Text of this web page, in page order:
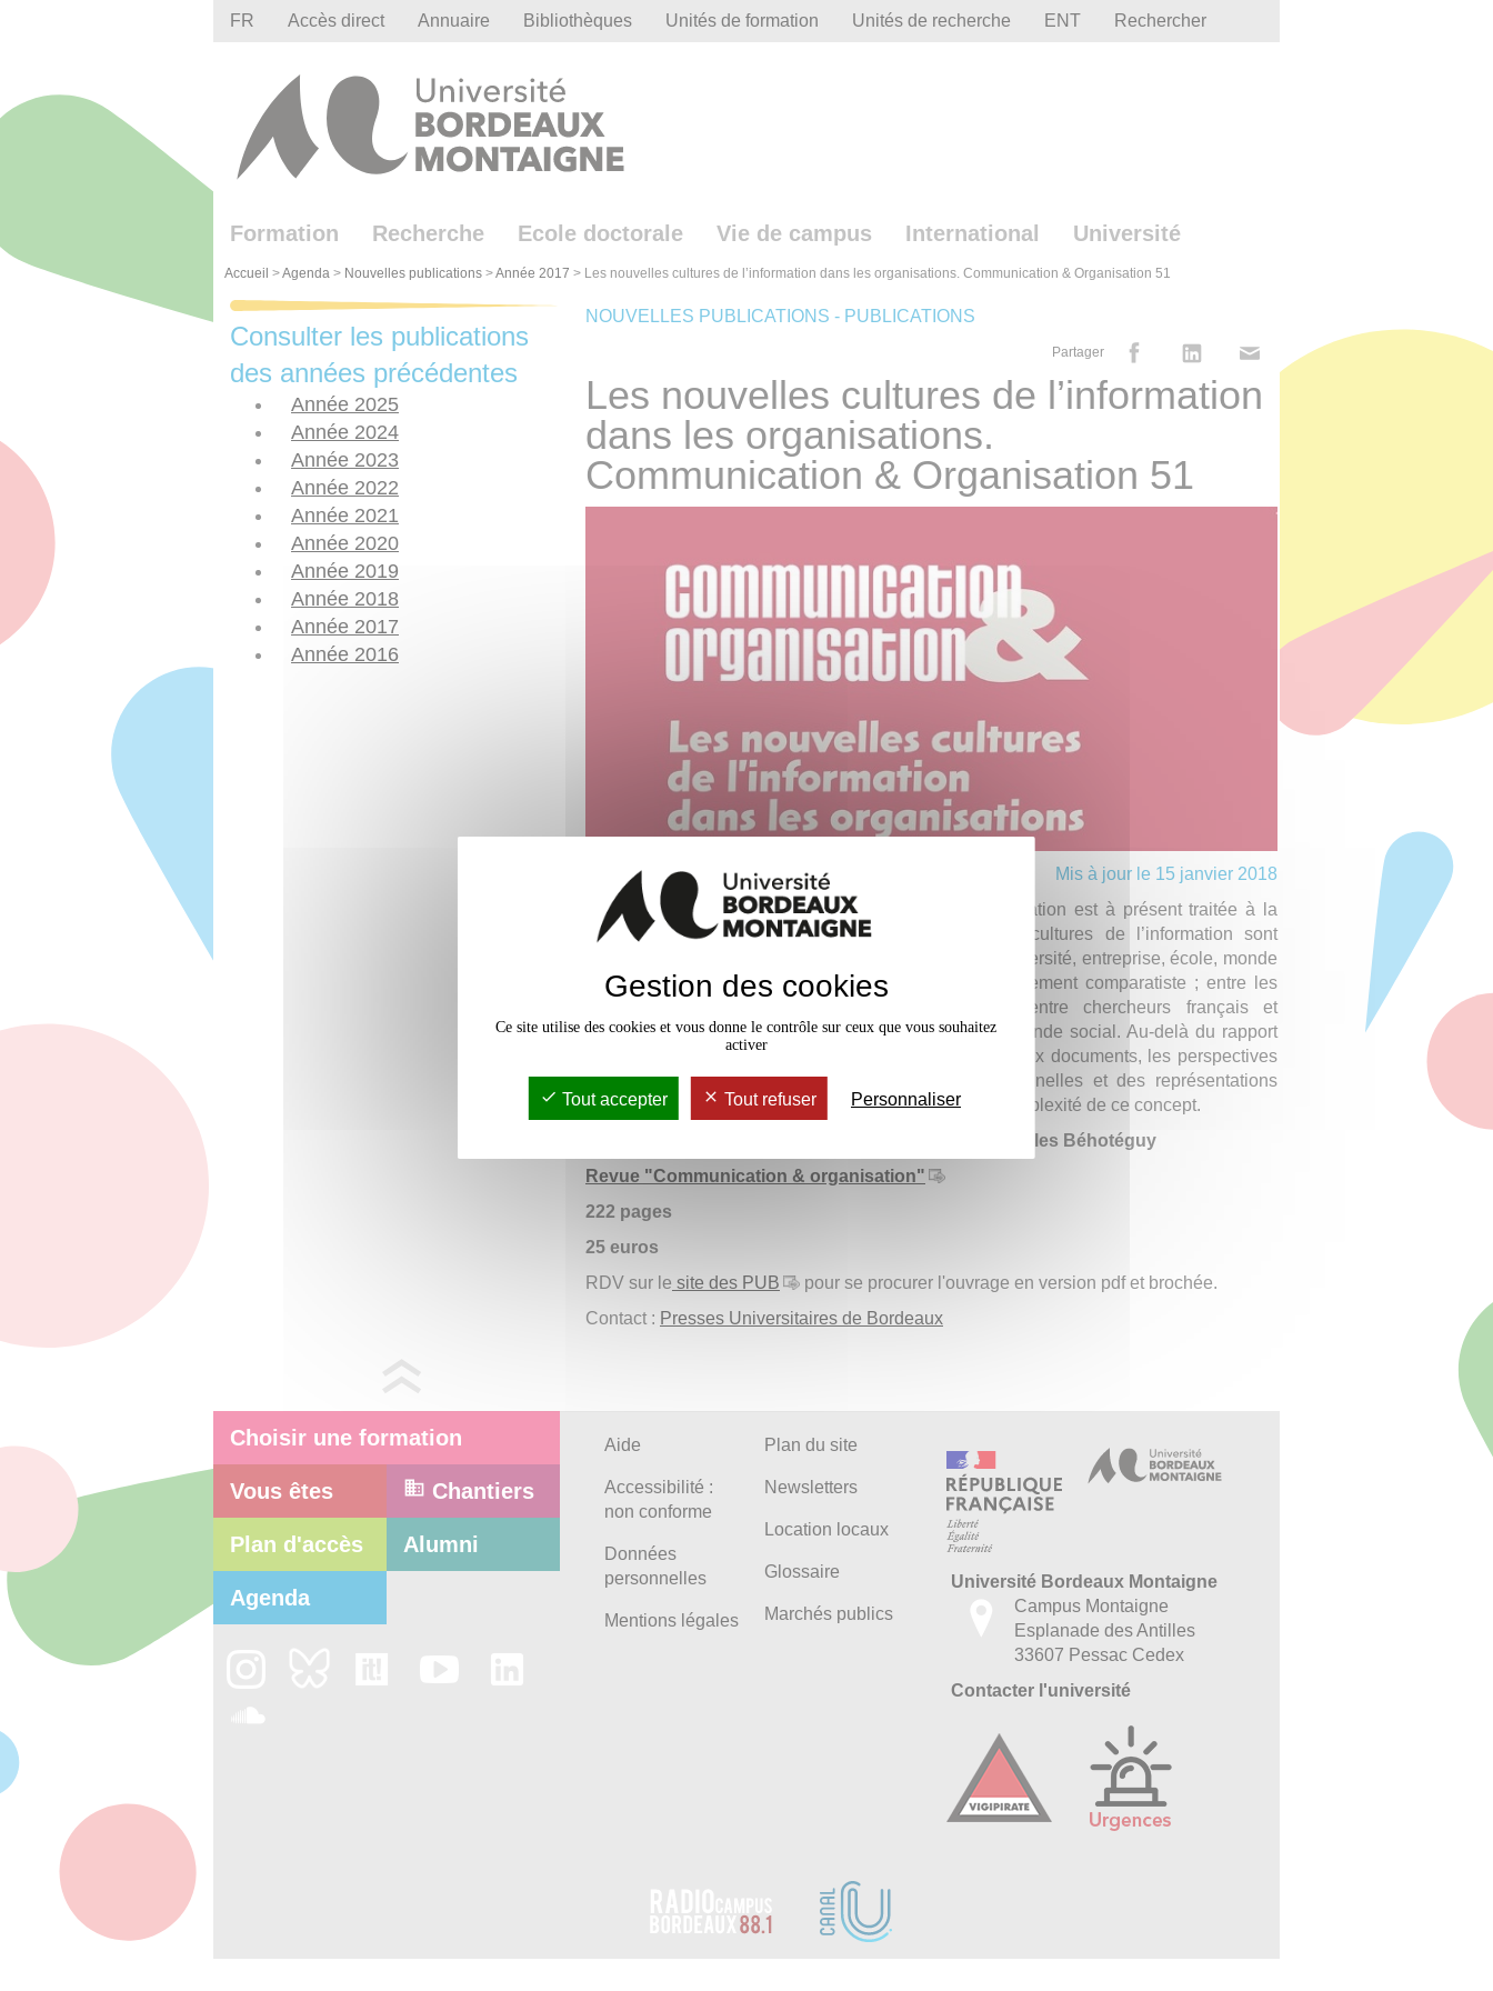
FR Accès direct Annuaire Bibliothèques Unités de formation Unités de recherche ENT Rechercher
Formation Recherche Ecole doctorale Vie de campus International Université
Accueil >Agenda > Nouvelles publications >Année 2017 > Les nouvelles cultures de l’information dans les organisations. Communication & Organisation 51
NOUVELLES PUBLICATIONS - PUBLICATIONS
Partager
Les nouvelles cultures de l’information
dans les organisations.
Communication & Organisation 51
Mis à jour le 15 janvier 2018
Longtemps abordée au singulier, la culture de l’information est à présent traitée à la
forme plurielle. Dans ce numéro, un ensemble de cultures de l’information sont
abordées dans des formes d’organisations variées (université, entreprise, école, monde
social et associatif…). La perspective choisie est également comparatiste ; entre les
lectures informationnelles et communicationnelles, entre chercheurs français et
chercheurs brésiliens, entre monde professionnel et monde social. Au-delà du rapport
aux informations, aux technologies, aux dispositifs et aux documents, les perspectives
de ce numéro montrent des intentions communicationnelles et des représentations
tenaces qui permettent d’enrichir et de considérer la complexité de ce concept.
Sous la direction de Christiane Connan-Pintado et Gilles Béhotéguy
Revue "Communication & organisation"
222 pages
25 euros
RDV sur le site des PUB
pour se procurer l'ouvrage en version pdf et brochée.
Contact : Presses Universitaires de Bordeaux
Consulter les publications
des années précédentes
Année 2025
Année 2024
Année 2023
Année 2022
Année 2021
Année 2020
Année 2019
Année 2018
Année 2017
Année 2016
Choisir une formation
Vous êtes Chantiers
Plan d'accès Alumni
Agenda
Aide
Accessibilité :
non conforme
Données
personnelles
Mentions légales
Plan du site
Newsletters
Location locaux
Glossaire
Marchés publics
Université Bordeaux Montaigne
Campus Montaigne
Esplanade des Antilles
33607 Pessac Cedex
Contacter l'université
Gestion des cookies
Ce site utilise des cookies et vous donne le contrôle sur ceux que vous souhaitez
activer
Tout accepter Tout refuser Personnaliser